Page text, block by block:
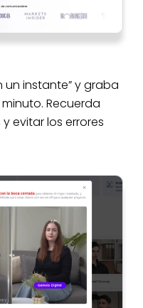
un instante” y graba
Recuerda
evitar los errores